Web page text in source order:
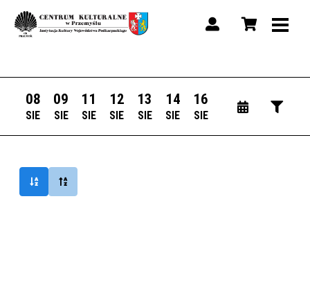
08
SIE
09
SIE
11
SIE
12
SIE
13
SIE
14
SIE
16
SIE